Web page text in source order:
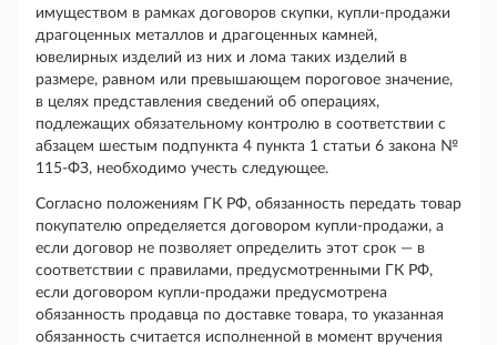
имуществом в рамках договоров скупки, купли-продажи
драгоценных металлов и драгоценных камней,
ювелирных изделий из них и лома таких изделий в
размере, равном или превышающем пороговое значение,
в целях представления сведений об операциях,
подлежащих обязательному контролю в соответствии с
абзацем шестым подпункта 4 пункта 1 статьи 6 закона №
115-ФЗ, необходимо учесть следующее.
Согласно положениям ГК РФ, обязанность передать товар
покупателю определяется договором купли-продажи, а
если договор не позволяет определить этот срок — в
соответствии с правилами, предусмотренными ГК РФ,
если договором купли-продажи предусмотрена
обязанность продавца по доставке товара, то указанная
обязанность считается исполненной в момент вручения